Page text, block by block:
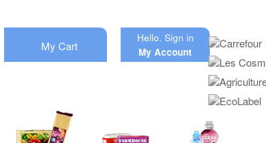
My Cart
Hello. Sign in
My Account